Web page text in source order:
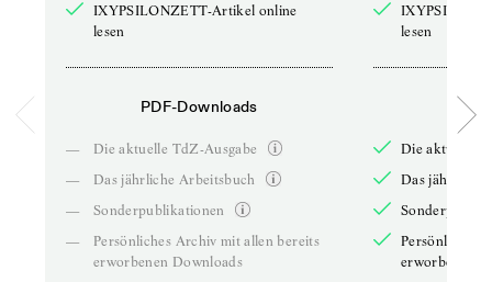
IXYPSILONZETT-Artikel online
lesen
PDF-Downloads
—
Die aktuelle TdZ-Ausgabe
—
Das jährliche Arbeitsbuch
—
Sonderpublikationen
—
Persönliches Archiv mit allen bereits
erworbenen Downloads
lesen
Die aktuelle
Das jährliche
Persönliches
erworbenen